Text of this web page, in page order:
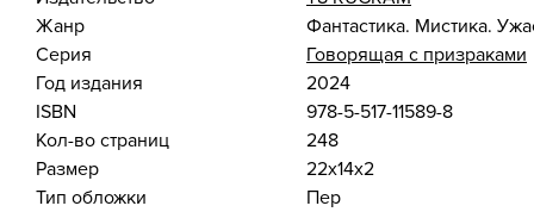
Жанр
Фантастика. Мистика.
Серия
Говорящая с призраками
Год издания
2024
ISBN
978-5-517-11589-8
Кол-во страниц
248
Размер
22x14x2
Тип обложки
Пер